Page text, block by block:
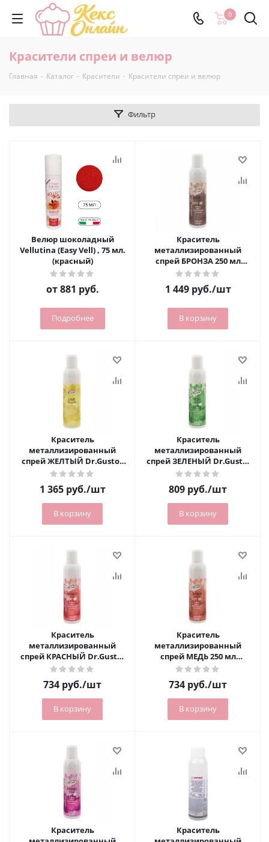
0
Красители спреи и велюр
Главная - Каталог - Красители - Красители спреи и велюр
Фильтр
Велюр шоколадный
Vellutina (Easy Vell) , 75 мл.
(красный)
от881 руб.
Подробнее
Краситель
металлизированный
спрей БРОНЗА 250 мл
Dr.Gusto
1 449руб./шт
В корзину
Краситель
металлизированный
спрей ЖЕЛТЫЙ Dr.Gusto ,
250 мл
1 365руб./шт
В корзину
Краситель
металлизированный
спрей ЗЕЛЕНЫЙ Dr.Gusto,
250 мл
809 руб./шт
В корзину
Краситель
металлизированный
спрей КРАСНЫЙ Dr.Gusto,
250 мл
734 руб./шт
В корзину
Краситель
металлизированный
спрей МЕДЬ 250 мл
Dr.Gusto
734 руб./шт
В корзину
Краситель
Краситель